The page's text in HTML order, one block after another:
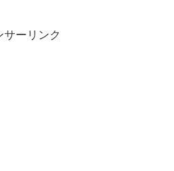
サーリンク